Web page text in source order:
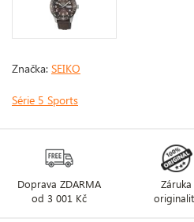
Značka: SEIKO
Série 5 Sports
Doprava ZDARMA
od 3 001 Kč
Záruka